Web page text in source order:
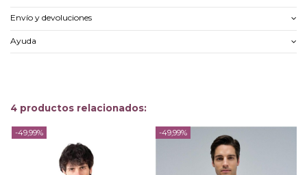
Envío y devoluciones
Ayuda
4 productos relacionados:
-49,99% -49,99%